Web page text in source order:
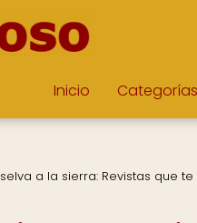
Inicio Categorías
a la sierra: Revistas que